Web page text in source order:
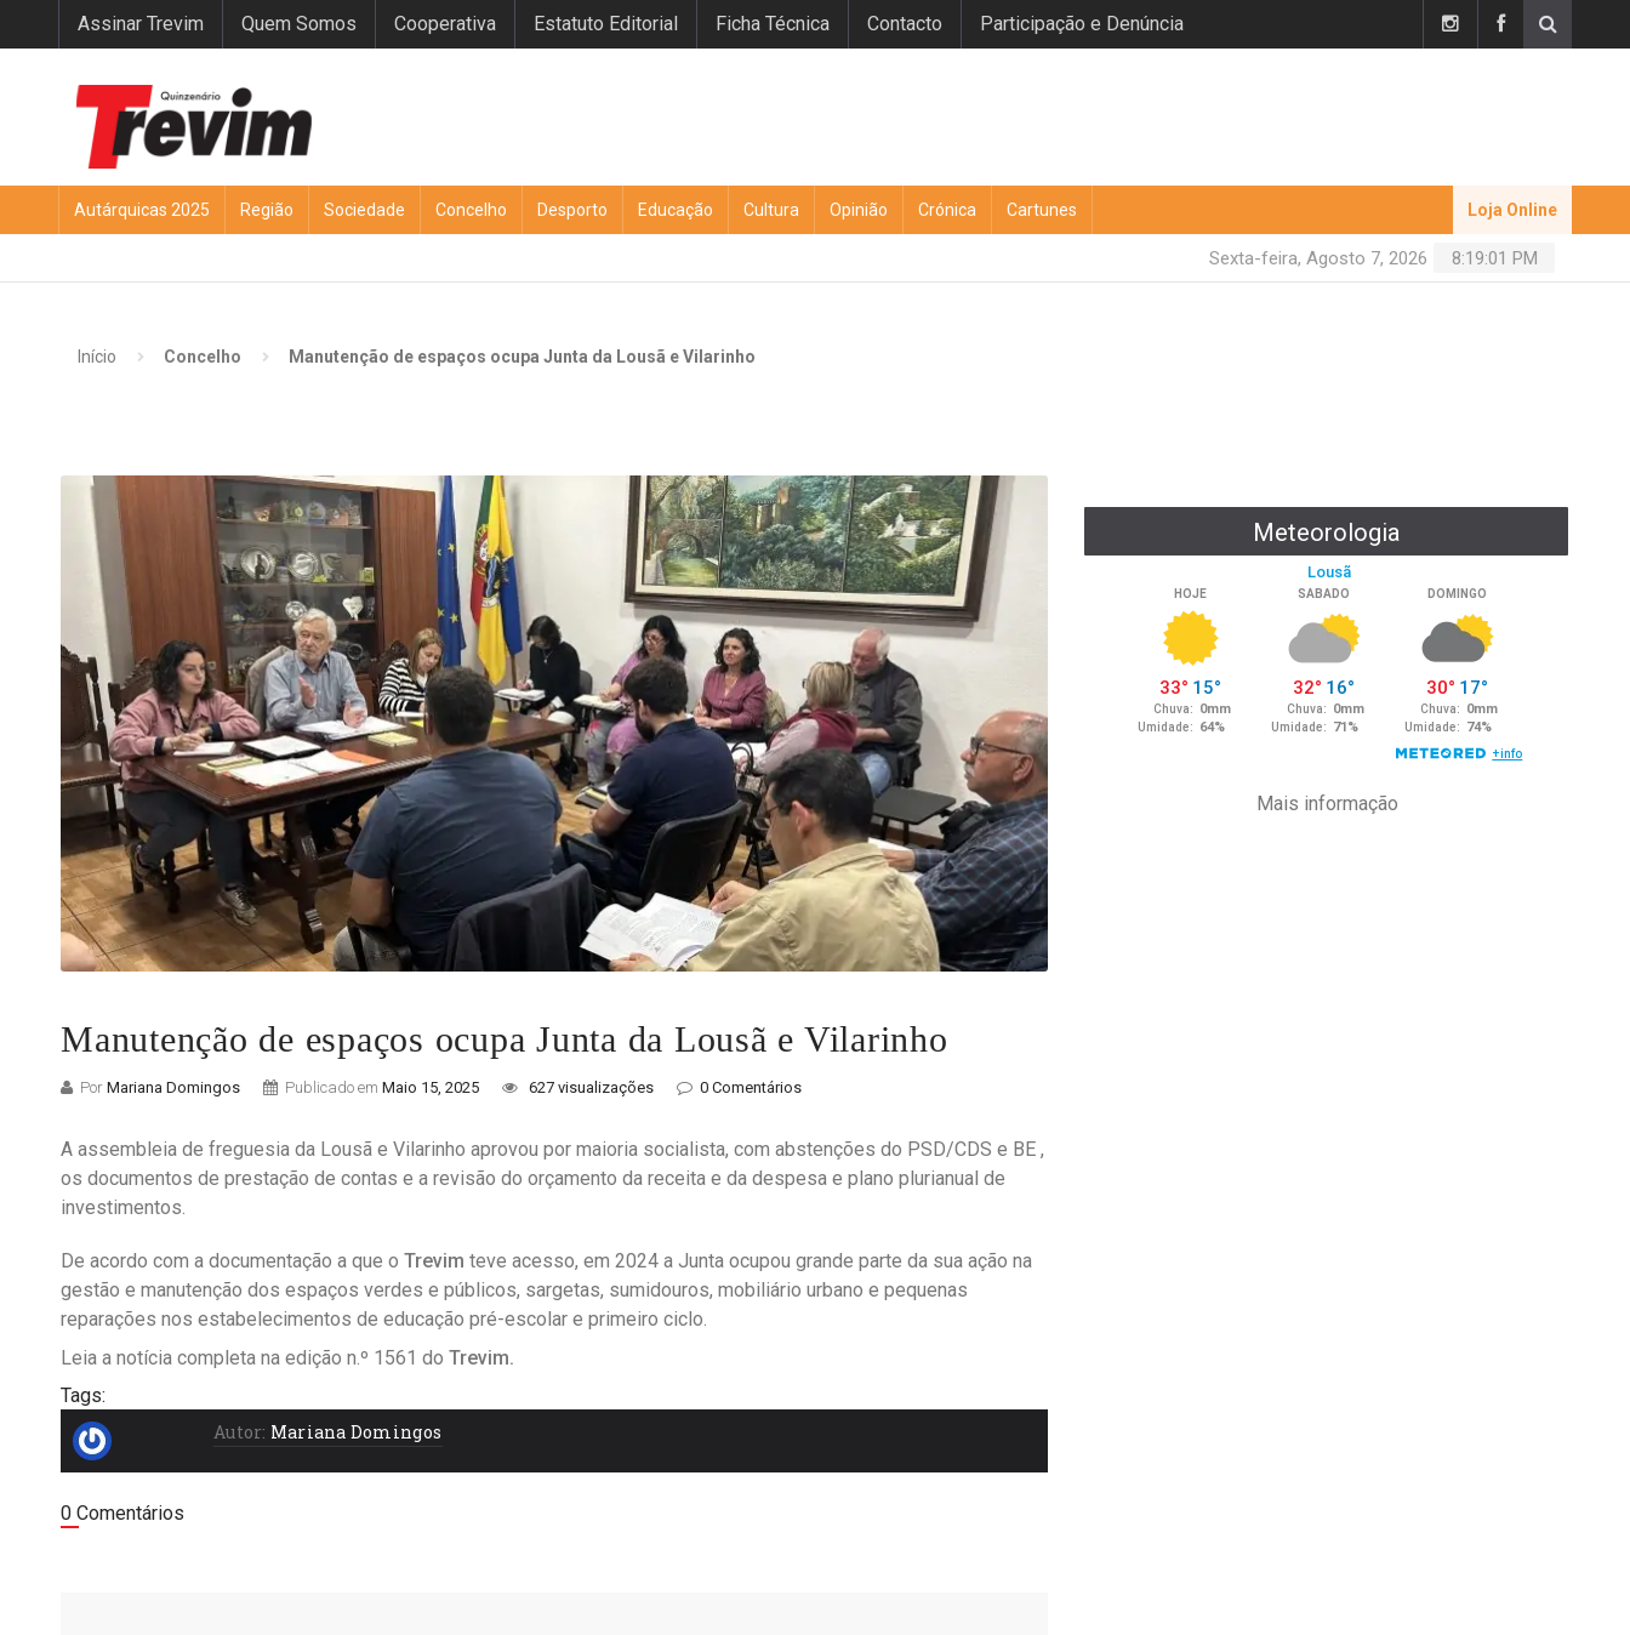
Assinar Trevim Quem Somos Cooperativa Estatuto Editorial Ficha Técnica Contacto Participação e Denúncia
Autárquicas 2025 Região Sociedade Concelho Desporto Educação Cultura Opinião Crónica Cartunes Loja Online
8:19:02 PM
Sexta-feira, Agosto 7, 2026
Início Concelho Manutenção de espaços ocupa Junta da Lousã e Vilarinho
Manutenção de espaços ocupa Junta da Lousã e Vilarinho
Por Mariana Domingos Publicado em Maio 15, 2025 627 visualizações 0 Comentários
A assembleia de freguesia da Lousã e Vilarinho aprovou por maioria socialista, com abstenções do PSD/CDS e BE ,
os documentos de prestação de contas e a revisão do orçamento da receita e da despesa e plano plurianual de
investimentos.
De acordo com a documentação a que o Trevim teve acesso, em 2024 a Junta ocupou grande parte da sua ação na
gestão e manutenção dos espaços verdes e públicos, sargetas, sumidouros, mobiliário urbano e pequenas
reparações nos estabelecimentos de educação pré-escolar e primeiro ciclo.
Leia a notícia completa na edição n.º 1561 do Trevim.
Tags:
Autor: Mariana Domingos
0 Comentários
Meteorologia
Mais informação